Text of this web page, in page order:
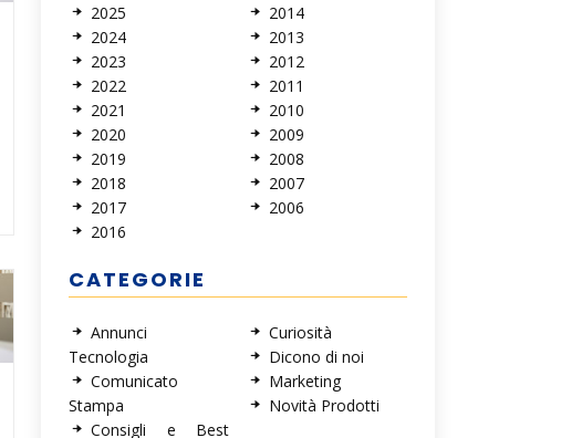
2025
2024
2023
2022
2021
2020
2019
2018
2017
2016
2014
2013
2012
2011
2010
2009
2008
2007
2006
CATEGORIE
Annunci
Tecnologia
Comunicato
Stampa
Consigli e Best
Curiosità
Dicono di noi
Marketing
Novità Prodotti